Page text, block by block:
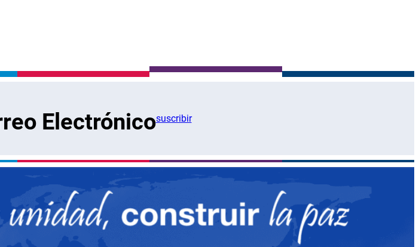
Electrónicosuscribir